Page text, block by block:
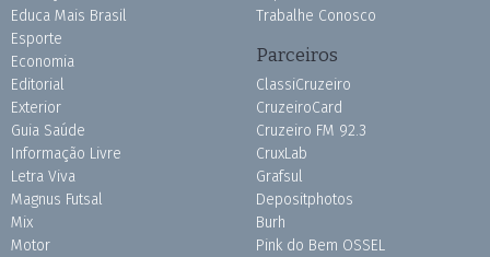
Educa Mais Brasil
Esporte
Economia
Editorial
Exterior
Guia Saúde
Informação Livre
Letra Viva
Magnus Futsal
Mix
Motor
Trabalhe Conosco
Parceiros
ClassiCruzeiro
CruzeiroCard
Cruzeiro FM 92.3
CruxLab
Grafsul
Depositphotos
Burh
Pink do Bem OSSEL